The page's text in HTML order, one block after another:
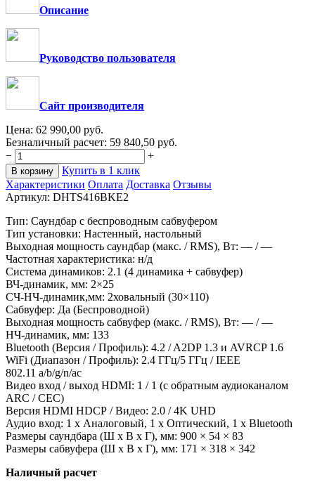
Описание
Руководство пользователя
Сайт производителя
Цена: 62 990,00 руб.
Безналичный расчет: 59 840,50 руб.
−
+
В корзину
Купить в 1 клик
Характеристики Оплата Доставка Отзывы
Артикул: DHTS416BKE2
Тип: Cаундбар с беспроводным сабвуфером
Тип установки: Настенный, настольный
Выходная мощность саундбар (макс. / RMS), Вт: — / —
Частотная характеристика: н/д
Система динамиков: 2.1 (4 динамика + сабвуфер)
ВЧ-динамик, мм: 2×25
СЧ-НЧ-динамик,мм: 2ховальный (30×110)
Сабвуфер: Да (Беспроводной)
Выходная мощность сабвуфер (макс. / RMS), Вт: — / —
НЧ-динамик, мм: 133
Bluetooth (Версия / Профиль): 4.2 / A2DP 1.3 и AVRCP 1.6
WiFi (Диапазон / Профиль): 2.4 ГГц/5 ГГц / IEEE
802.11 a/b/g/n/ac
Видео вход / выход HDMI: 1 / 1 (с обратным аудиоканалом
ARC / CEC)
Версия HDMI HDCP / Видео: 2.0 / 4K UHD
Аудио вход: 1 х Аналоговый, 1 х Оптический, 1 х Bluetooth
Размеры саундбара (Ш x В x Г), мм: 900 × 54 × 83
Размеры сабвуфера (Ш x В x Г), мм: 171 × 318 × 342
Наличный расчет